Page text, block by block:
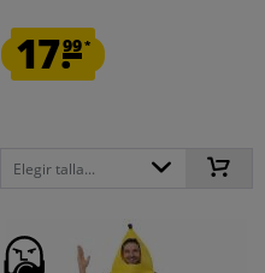
17.99*
Elegir talla...